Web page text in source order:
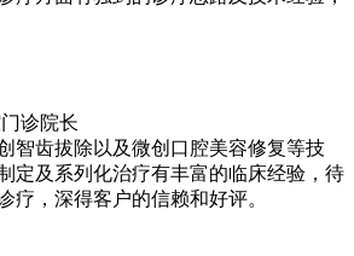
诊院长
智齿拔除以及微创口腔美容修复等技
定及系列化治疗有丰富的临床经验，待
疗，深得客户的信赖和好评。